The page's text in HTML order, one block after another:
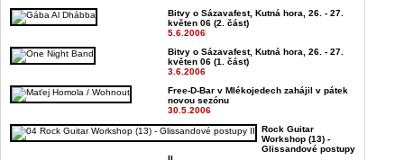
Bitvy o Sázavafest, Kutná hora, 26. - 27.
květen 06 (2. část)
5.6.2006
Bitvy o Sázavafest, Kutná hora, 26. - 27.
květen 06 (1. část)
3.6.2006
Free-D-Bar v Mlékojedech zahájil v pátek
novou sezónu
30.5.2006
Rock Guitar
Workshop (13) -
Glissandové postupy